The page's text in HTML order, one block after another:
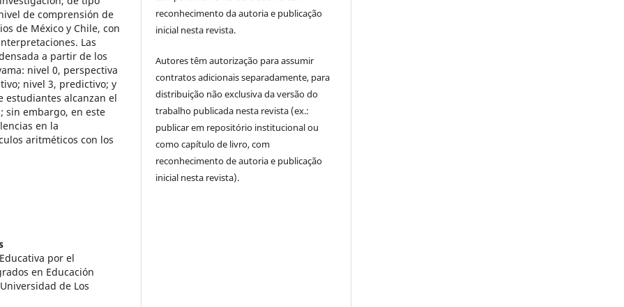
de comprensión de
de México y Chile, con
Las
a partir de los
nivel 0, perspectiva
nivel 3, predictivo; y
estudiantes alcanzan el
sin embargo, en este
en la
aritméticos con los
por el
en Educación
de Los
reconhecimento da autoria e publicação
inicial nesta revista.
Autores têm autorização para assumir
contratos adicionais separadamente, para
distribuição não exclusiva da versão do
trabalho publicada nesta revista (ex.:
publicar em repositório institucional ou
como capítulo de livro, com
reconhecimento de autoria e publicação
inicial nesta revista).